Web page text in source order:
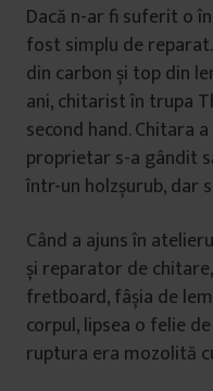
Dacă n-ar fi suferit o
fost simplu de
din carbon și top din
ani, chitarist în trupa
second hand. Chitara
proprietar s-a gândit
într-un holzșurub, dar
Când a ajuns în
și reparator de
fretboard, fâșia de
corpul, lipsea o felie
ruptura era mozolită